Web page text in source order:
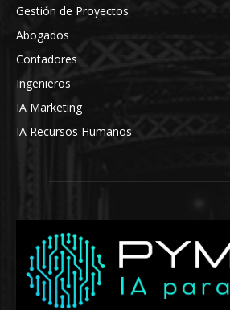
Gestión de Proyectos
Abogados
Contadores
Ingenieros
IA Marketing
IA Recursos Humanos